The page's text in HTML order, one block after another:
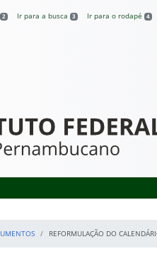
2 Ir para a busca 3 Ir para o rodapé 4
REFORMULAÇÃO DO